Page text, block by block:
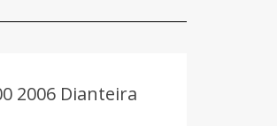
2006 Dianteira